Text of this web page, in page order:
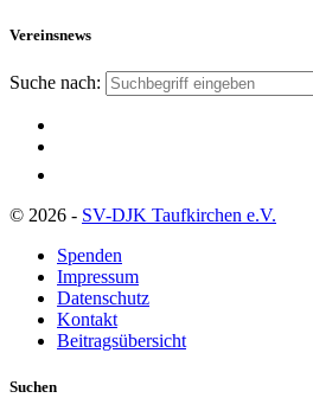
Vereinsnews
Suche nach:
© 2026 - SV-DJK Taufkirchen e.V.
Spenden
Impressum
Datenschutz
Kontakt
Beitragsübersicht
Suchen